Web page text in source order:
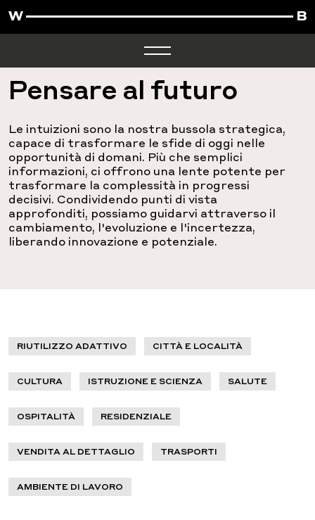
Pensare al futuro
Le intuizioni sono la nostra bussola strategica,
capace di trasformare le sfide di oggi nelle
opportunità di domani. Più che semplici
informazioni, ci offrono una lente potente per
trasformare la complessità in progressi
decisivi. Condividendo punti di vista
approfonditi, possiamo guidarvi attraverso il
cambiamento,
l'evoluzione e l'incertezza,
liberando innovazione e potenziale.
RIUTILIZZO ADATTIVO CITTÀ E LOCALITÀ
CULTURA ISTRUZIONE E SCIENZA SALUTE
OSPITALITÀ RESIDENZIALE
VENDITA AL DETTAGLIO TRASPORTI
AMBIENTE DI LAVORO